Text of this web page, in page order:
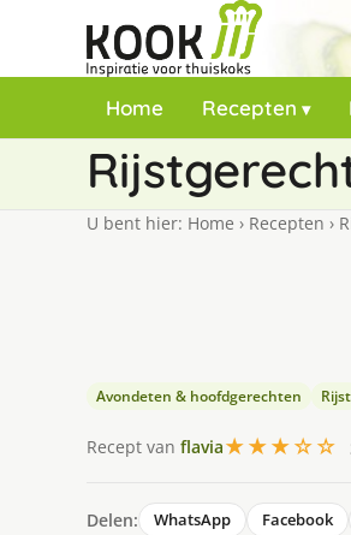
Home Recepten
U bent hier: Home › Recepten ›
Avondeten & hoofdgerechten Rijst
Recept van flavia★★★☆☆
Delen: WhatsApp Facebook